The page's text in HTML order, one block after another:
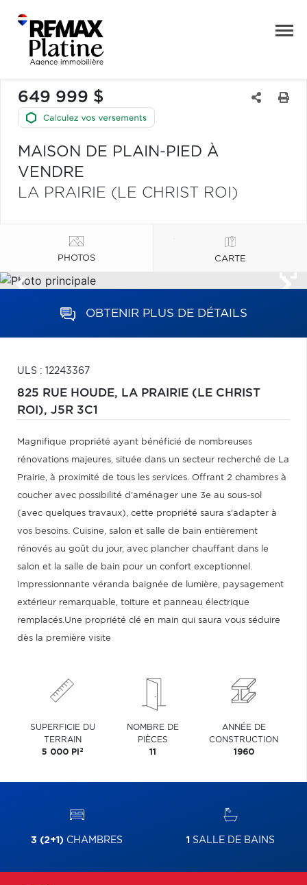
649 999 $
MAISON DE PLAIN-PIED À
VENDRE
LA PRAIRIE (LE CHRIST ROI)
PHOTOS CARTE
OBTENIR PLUS DE DÉTAILS
ULS : 12243367
825 RUE HOUDE, LA PRAIRIE (LE CHRIST
ROI), J5R 3C1
Magnifique propriété ayant bénéficié de nombreuses
rénovations majeures, située dans un secteur recherché de La
Prairie, à proximité de tous les services. Offrant 2 chambres à
coucher avec possibilité d'aménager une 3e au sous-sol
(avec quelques travaux), cette propriété saura s'adapter à
vos besoins. Cuisine, salon et salle de bain entièrement
rénovés au goût du jour, avec plancher chauffant dans le
salon et la salle de bain pour un confort exceptionnel.
Impressionnante véranda baignée de lumière, paysagement
extérieur remarquable, toiture et panneau électrique
remplacés.Une propriété clé en main qui saura vous séduire
dès la première visite
SUPERFICIE DU
TERRAIN
5 000 PI 2
NOMBRE DE
PIÈCES
11
ANNÉE DE
CONSTRUCTION
1960
3 (2+1) CHAMBRES 1 SALLE DE BAINS